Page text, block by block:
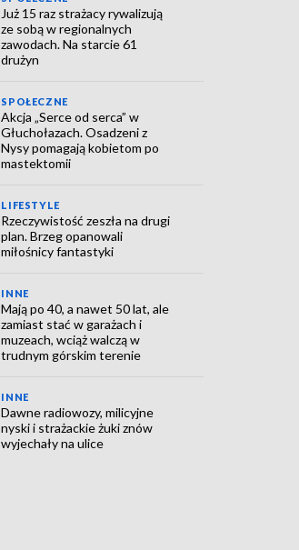
Już 15 raz strażacy rywalizują
ze sobą w regionalnych
zawodach. Na starcie 61
drużyn
SPOŁECZNE
Akcja „Serce od serca” w
Głuchołazach. Osadzeni z
Nysy pomagają kobietom po
mastektomii
LIFESTYLE
Rzeczywistość zeszła na drugi
plan. Brzeg opanowali
miłośnicy fantastyki
INNE
Mają po 40, a nawet 50 lat, ale
zamiast stać w garażach i
muzeach, wciąż walczą w
trudnym górskim terenie
INNE
Dawne radiowozy, milicyjne
nyski i strażackie żuki znów
wyjechały na ulice